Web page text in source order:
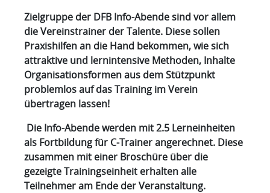
Zielgruppe der DFB Info-Abende sind vor allem
die Vereinstrainer der Talente. Diese sollen
Praxishilfen an die Hand bekommen, wie sich
attraktive und lernintensive Methoden, Inhalte
Organisationsformen aus dem Stützpunkt
problemlos auf das Training im Verein
übertragen lassen!
Die Info-Abende werden mit 2.5 Lerneinheiten
als Fortbildung für C-Trainer angerechnet. Diese
zusammen mit einer Broschüre über die
gezeigte Trainingseinheit erhalten alle
Teilnehmer am Ende der Veranstaltung.